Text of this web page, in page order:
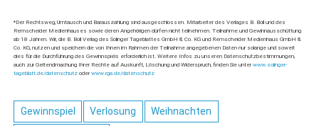
*Der Rechtsweg, Umtausch und Barauszahlung sind ausgeschlossen. Mitarbeiter des Verlages B. Boll und des
Remscheider Medienhauses sowie deren Angehörigen dürfen nicht teilnehmen. Teilnahme und Gewinnausschüttung
ab 18 Jahren. Wir, die B. Boll Verlag des Solinger Tageblattes GmbH & Co. KG und Remscheider Medienhaus GmbH &
Co. KG, nutzen und speichern die von Ihnen im Rahmen der Teilnahme angegebenen Daten nur solange und soweit
dies für die Durchführung des Gewinnspiels erforderlich ist. Weitere Infos zu unseren Datenschutzbestimmungen,
auch zur Geltendmachung Ihrer Rechte auf Auskunft, Löschung und Widerspruch, finden Sie unterwww.solinger-
tageblatt.de/datenschutz oderwww.rga.de/datenschutz
Gewinnspiel Verlosung Weihnachten